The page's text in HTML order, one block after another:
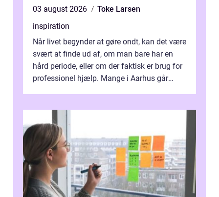
03 august 2026
Toke Larsen
inspiration
Når livet begynder at gøre ondt, kan det være
svært at finde ud af, om man bare har en
hård periode, eller om der faktisk er brug for
professionel hjælp. Mange i Aarhus går